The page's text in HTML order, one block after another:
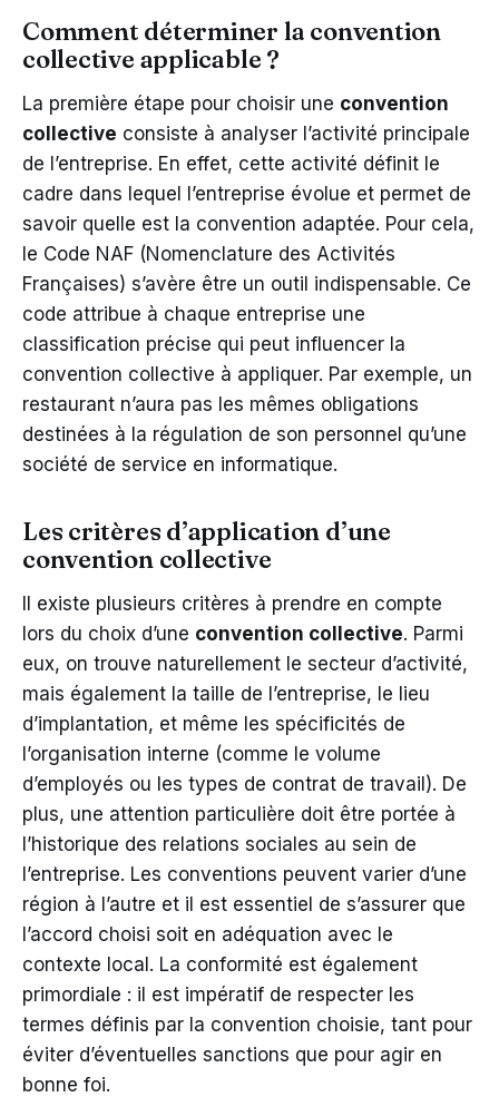
Comment déterminer la convention
collective applicable ?
La première étape pour choisir une convention
collective consiste à analyser l’activité principale
de l’entreprise. En effet, cette activité définit le
cadre dans lequel l’entreprise évolue et permet de
savoir quelle est la convention adaptée. Pour cela,
le Code NAF (Nomenclature des Activités
Françaises) s’avère être un outil indispensable. Ce
code attribue à chaque entreprise une
classification précise qui peut influencer la
convention collective à appliquer. Par exemple, un
restaurant n’aura pas les mêmes obligations
destinées à la régulation de son personnel qu’une
société de service en informatique.
Les critères d’application d’une
convention collective
Il existe plusieurs critères à prendre en compte
lors du choix d’une convention collective. Parmi
eux, on trouve naturellement le secteur d’activité,
mais également la taille de l’entreprise, le lieu
d’implantation, et même les spécificités de
l’organisation interne (comme le volume
d’employés ou les types de contrat de travail). De
plus, une attention particulière doit être portée à
l’historique des relations sociales au sein de
l’entreprise. Les conventions peuvent varier d’une
région à l’autre et il est essentiel de s’assurer que
l’accord choisi soit en adéquation avec le
contexte local. La conformité est également
primordiale : il est impératif de respecter les
termes définis par la convention choisie, tant pour
éviter d’éventuelles sanctions que pour agir en
bonne foi.